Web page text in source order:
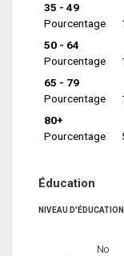
35 - 49
Pourcentage
50 - 64
Pourcentage
65 - 79
Pourcentage
80+
Pourcentage
Éducation
NIVEAU D'ÉDUCATION
No